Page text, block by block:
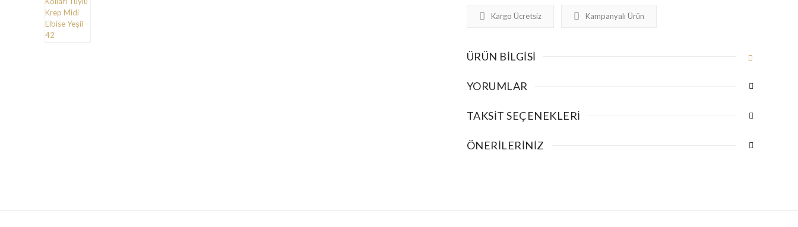
Kargo Ücretsiz Kampanyalı Ürün
ÜRÜN BILGISI
YORUMLAR
TAKSIT SEÇENEKLERI
ÖNERILERINIZ